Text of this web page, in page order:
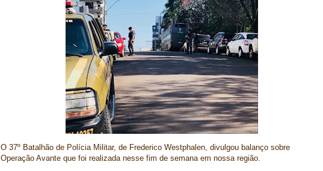
O 37º Batalhão de Polícia Militar, de Frederico Westphalen, divulgou balanço sobre
Operação Avante que foi realizada nesse fim de semana em nossa região.